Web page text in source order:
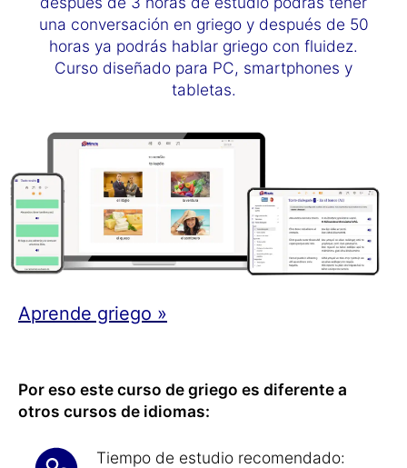
una conversación en griego y después de 50
horas ya podrás hablar griego con fluidez.
Curso diseñado para PC, smartphones y
tabletas.
Aprende griego »
Por eso este curso de griego es diferente a
otros cursos de idiomas:
Tiempo de estudio recomendado: